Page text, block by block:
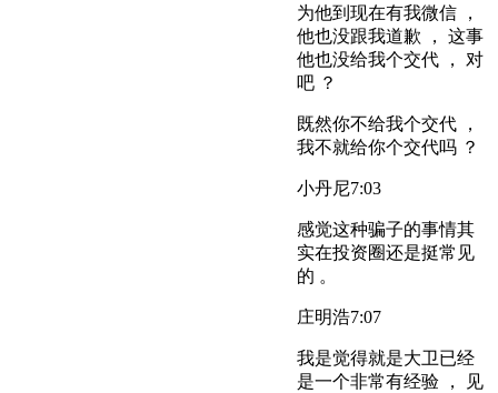
为他到现在有我微信 ，
他也没跟我道歉 ， 这事
他也没给我个交代 ， 对
吧 ？
既然你不给我个交代 ，
我不就给你个交代吗 ？
小丹尼7:03
感觉这种骗子的事情其
实在投资圈还是挺常见
的 。
庄明浩7:07
我是觉得就是大卫已经
是一个非常有经验 ， 见